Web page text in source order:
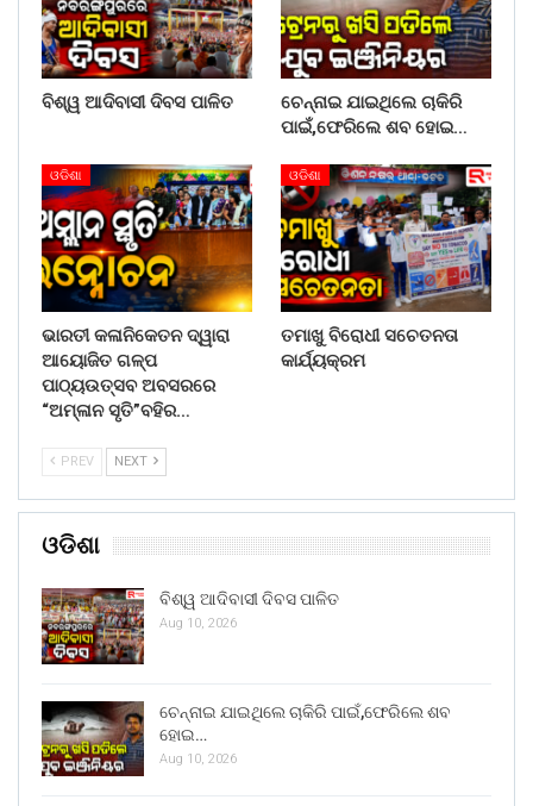
ବିଶ୍ୱ ଆଦିବାସୀ ଦିବସ ପାଳିତ
ଚେନ୍ନାଇ ଯାଇଥିଲେ ଚାକିରି
ପାଇଁ,ଫେରିଲେ ଶବ ହୋଇ…
ଓଡିଶା
ଭାରତୀ କଳାନିକେତନ ଦ୍ୱାରା
ଆୟୋଜିତ ଗଳ୍ପ
ପାଠ୍ୟଉତ୍ସବ ଅବସରରେ
“ଅମ୍ଳାନ ସୃତି”ବହିର…
ଓଡିଶା
ତମାଖୁ ବିରୋଧୀ ସଚେତନତା
କାର୍ଯ୍ୟକ୍ରମ
PREV NEXT
ଓଡିଶା
ବିଶ୍ୱ ଆଦିବାସୀ ଦିବସ ପାଳିତ
Aug 10, 2026
ଚେନ୍ନାଇ ଯାଇଥିଲେ ଚାକିରି ପାଇଁ,ଫେରିଲେ ଶବ
ହୋଇ…
Aug 10, 2026